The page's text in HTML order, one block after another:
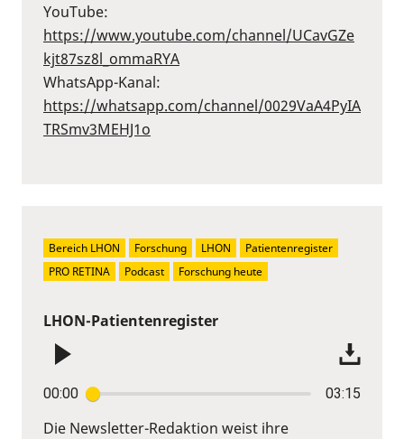
YouTube:
⁠https://www.youtube.com/channel/UCavGZe
kjt87sz8l_ommaRYA⁠
WhatsApp-Kanal:
⁠https://whatsapp.com/channel/0029VaA4PyIA
TRSmv3MEHJ1o⁠
LHON-Patientenregister
00:00 03:15
Die Newsletter-Redaktion weist ihre
Bereich LHON Forschung LHON
Patientenregister
PRO RETINA
Podcast Forschung heute